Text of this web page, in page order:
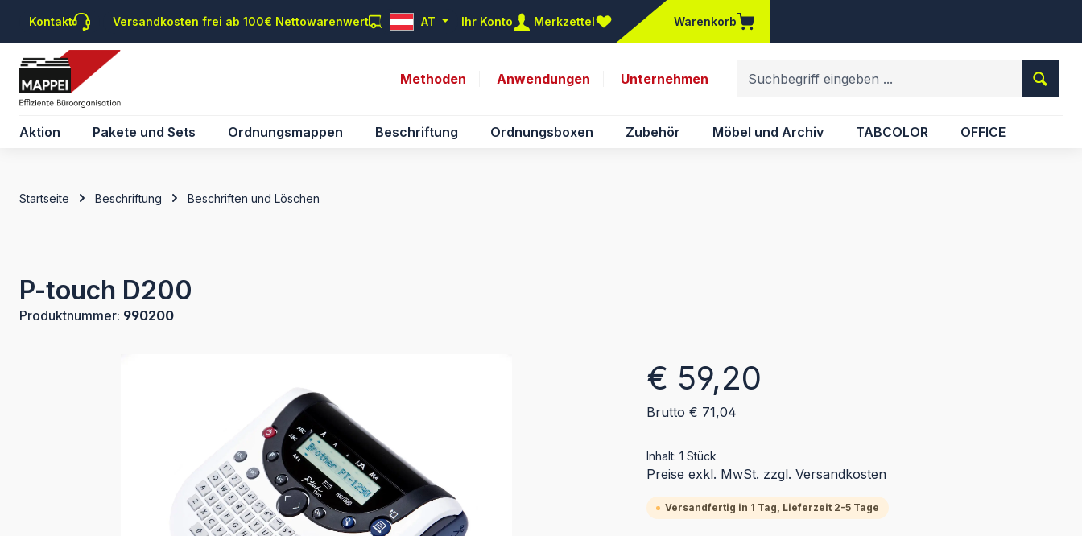
Hauptinhalt springen
Zur Suche springen
Zur Hauptnavigation springen
Kontakt Versandkosten frei ab 100€ Nettowarenwert AT Ihr Konto Merkzettel
Du hast 0 Produkte auf dem Merkzettel
Warenkorb
Methoden Anwendungen Unternehmen
Aktion Pakete und Sets Ordnungsmappen Beschriftung Ordnungsboxen Zubehör Möbel und Archiv TABCOLOR OFFICE
Startseite Beschriftung Beschriften und Löschen
P-touch D200
Produktnummer: 990200
Regulärer Preis:
€ 59,20
Brutto € 71,04
Inhalt:1 Stück
Preise exkl. MwSt. zzgl. Versandkosten
Versandfertig in 1 Tag, Lieferzeit 2-5 Tage